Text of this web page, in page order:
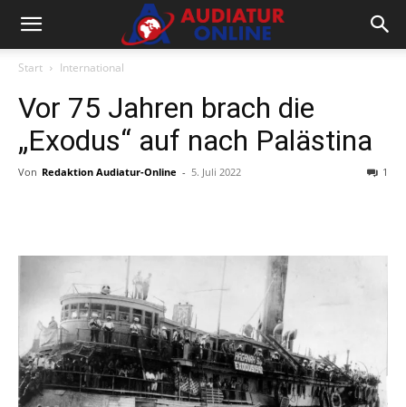
Start International
Vor 75 Jahren brach die
„Exodus“ auf nach Palästina
Von Redaktion Audiatur-Online - 5. Juli 2022 1